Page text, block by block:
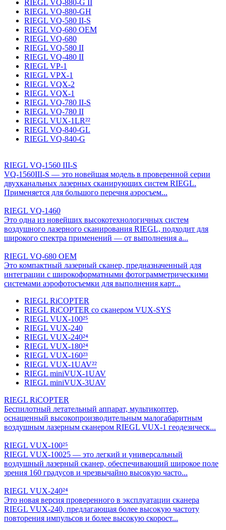
RIEGL VQ-880-G II
RIEGL VQ-880-GH
RIEGL VQ-580 II-S
RIEGL VQ-680 OEM
RIEGL VQ-680
RIEGL VQ-580 II
RIEGL VQ-480 II
RIEGL VP-1
RIEGL VPX-1
RIEGL VQX-2
RIEGL VQX-1
RIEGL VQ-780 II-S
RIEGL VQ-780 II
RIEGL VUX-1LR²²
RIEGL VQ-840-GL
RIEGL VQ-840-G
RIEGL VQ-1560 III-S
VQ-1560III-S — это новейшая модель в проверенной серии
двухканальных лазерных сканирующих систем RIEGL.
Применяется для большого перечня аэросъем...
RIEGL VQ-1460
Это одна из новейших высокотехнологичных систем
воздушного лазерного сканирования RIEGL, подходит для
широкого спектра применений — от выполнения а...
RIEGL VQ-680 OEM
Это компактный лазерный сканер, предназначенный для
интеграции с широкоформатными фотограмметрическими
системами аэрофотосъемки для выполнения карт...
RIEGL RiCOPTER
RIEGL RiCOPTER со сканером VUX-SYS
RIEGL VUX-100²⁵
RIEGL VUX-240
RIEGL VUX-240²⁴
RIEGL VUX-180²⁴
RIEGL VUX-160²³
RIEGL VUX-1UAV²²
RIEGL miniVUX-1UAV
RIEGL miniVUX-3UAV
RIEGL RiCOPTER
Беспилотный летательный аппарат, мультикоптер,
оснащенный высокопроизводительным малогабаритным
воздушным лазерным сканером RIEGL VUX-1 геодезическ...
RIEGL VUX-100²⁵
RIEGL VUX-10025 — это легкий и универсальный
воздушный лазерный сканер, обеспечивающий широкое поле
зрения 160 градусов и чрезвычайно высокую часто...
RIEGL VUX-240²⁴
Это новая версия проверенного в эксплуатации сканера
RIEGL VUX-240, предлагающая более высокую частоту
повторения импульсов и более высокую скорост...